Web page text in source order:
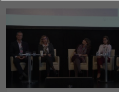
20 tétel/oldal
50 tétel/oldal
100 tétel/oldal